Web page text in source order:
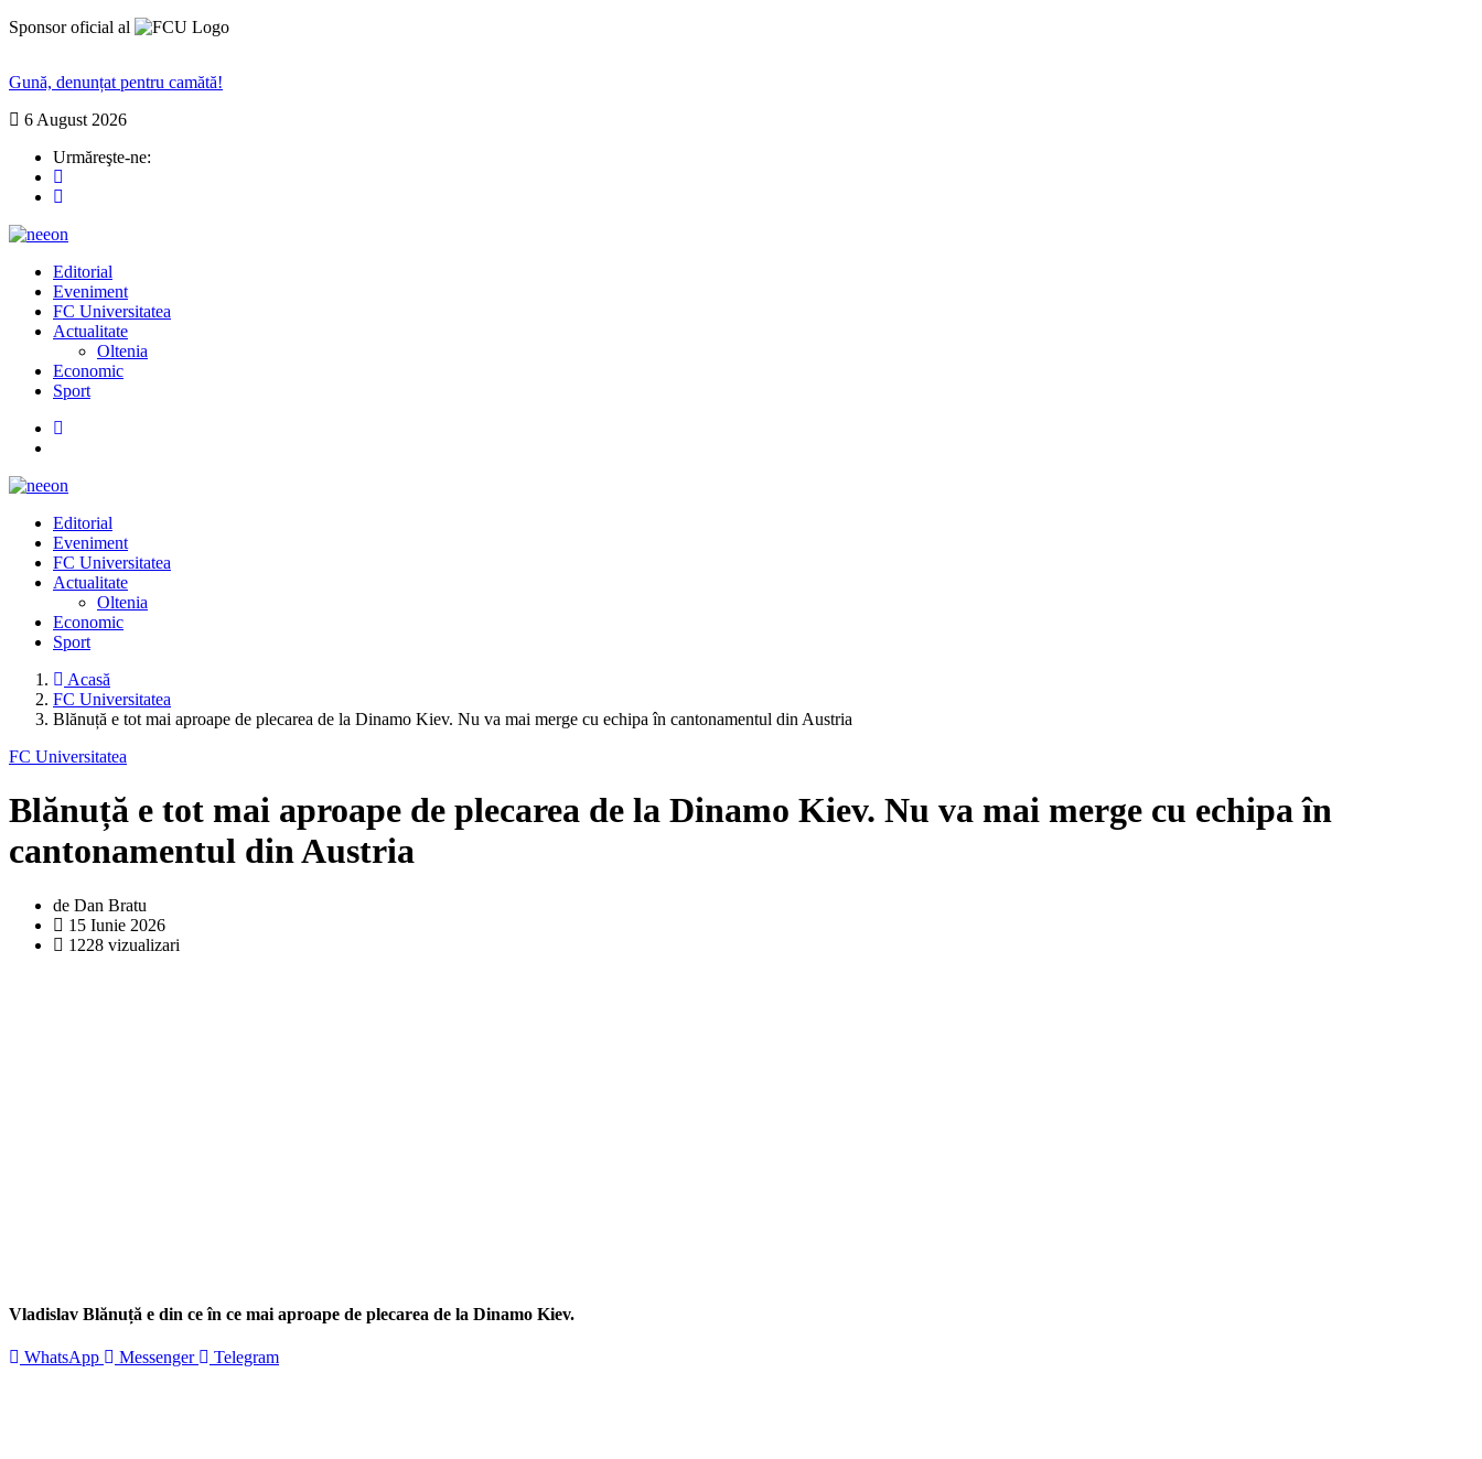
Sponsor oficial al
Gună, denunțat pentru camătă!
6 August 2026
Urmăreşte-ne:
Editorial
Eveniment
FC Universitatea
Actualitate
Oltenia
Economic
Sport
Editorial
Eveniment
FC Universitatea
Actualitate
Oltenia
Economic
Sport
Acasă
FC Universitatea
Blănuță e tot mai aproape de plecarea de la Dinamo Kiev. Nu va mai merge cu echipa în cantonamentul din Austria
FC Universitatea
Blănuță e tot mai aproape de plecarea de la Dinamo Kiev. Nu va mai merge cu echipa în
cantonamentul din Austria
de Dan Bratu
15 Iunie 2026
1228 vizualizari
Vladislav Blănuță e din ce în ce mai aproape de plecarea de la Dinamo Kiev.
WhatsApp Messenger Telegram